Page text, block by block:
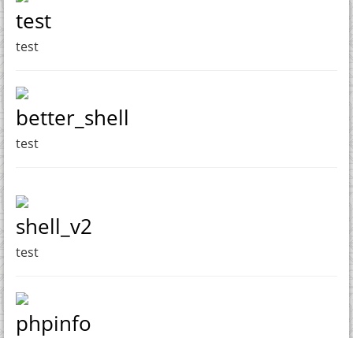
test
test
better_shell
test
shell_v2
test
phpinfo